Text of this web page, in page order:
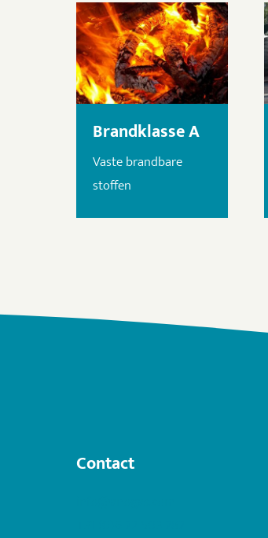
Brandklasse A
Vaste brandbare
stoffen
Contact